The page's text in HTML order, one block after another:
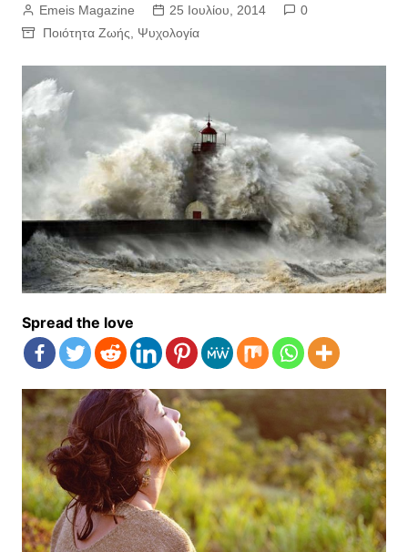
Emeis Magazine 25 Ιουλίου, 2014
0
Ποιότητα Ζωής
Ψυχολογία
Spread the love